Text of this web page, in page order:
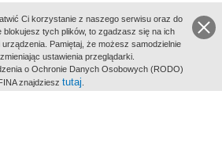
Ci korzystanie z naszego serwisu oraz do
tych plików, to zgadzasz się na ich
Pamiętaj, że możesz samodzielnie
ustawienia przeglądarki.
o Ochronie Danych Osobowych (RODO)
znajdziesz tutaj